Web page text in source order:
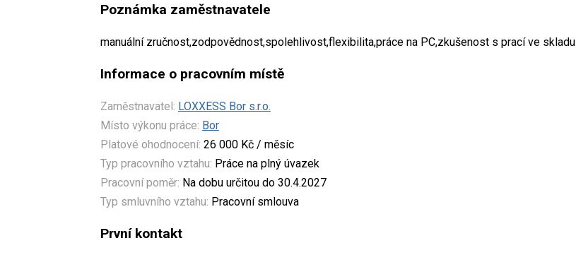
Poznámka zaměstnavatele
manuální zručnost,zodpovědnost,spolehlivost,flexibilita,práce na PC,zkušenost s prací ve skladu
Informace o pracovním místě
Zaměstnavatel: LOXXESS Bor s.r.o.
Místo výkonu práce: Bor
Platové ohodnocení: 26 000 Kč / měsíc
Typ pracovního vztahu: Práce na plný úvazek
Pracovní poměr: Na dobu určitou do 30.4.2027
Typ smluvního vztahu: Pracovní smlouva
První kontakt